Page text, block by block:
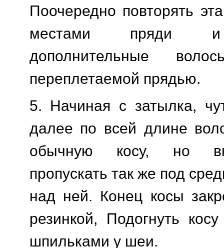
Поочередно повторять
местами пряди и
дополнительные
переплетаемой прядью.
5. Начиная с затылка,
далее по всей длине
обычную косу, но
пропускать так же под
над ней. Конец косы
резинкой, Подогнуть
шпильками у шеи.